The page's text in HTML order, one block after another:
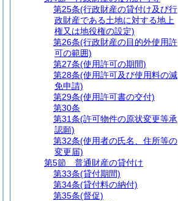
第25条(行政財産の貸付け及び行
政財産である土地に対する地上
権又は地役権の設定)
第26条(行政財産の目的外使用許
可の範囲)
第27条(使用許可の期間)
第28条(使用許可及び使用料の減
免申請)
第29条(使用許可書の交付)
第30条
第31条(許可物件の原状変更等承
認願)
第32条(使用者の氏名、住所等の
変更届)
第5節
普通財産の貸付け
第33条(貸付期間)
第34条(貸付料の納付)
第35条(督促)